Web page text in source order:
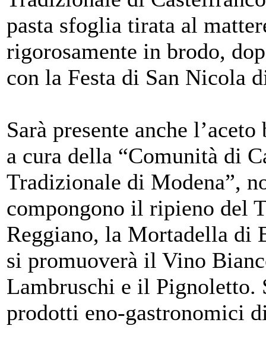
pasta sfoglia tirata al
rigorosamente in brodo,
con la Festa di San Nicola
Sarà presente anche
a cura della “Comunità di
Tradizionale di Modena”,
compongono il ripieno del
Reggiano, la Mortadella di
si promuoverà il Vino
Lambruschi e il Pignoletto.
prodotti eno-gastronomici